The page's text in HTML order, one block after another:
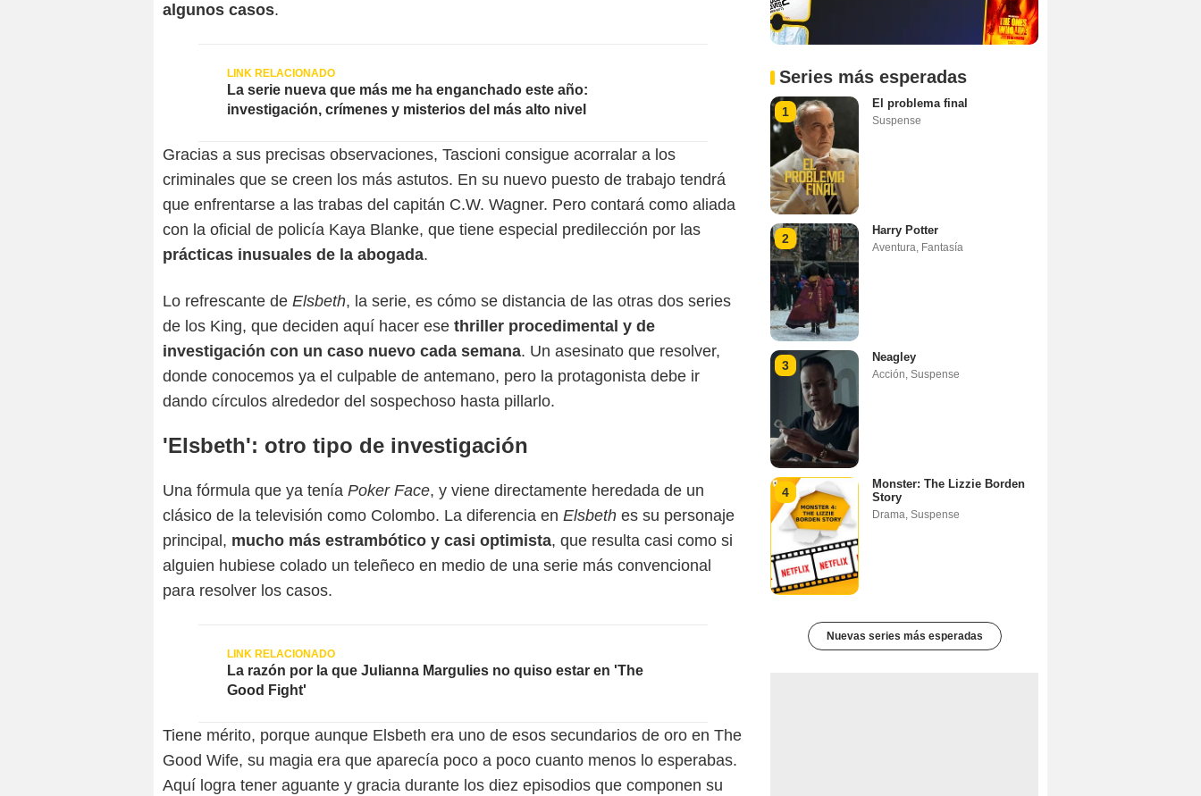
algunos casos.
La serie nueva que más me ha enganchado este año:
investigación, crímenes y misterios del más alto nivel
Gracias a sus precisas observaciones, Tascioni consigue acorralar a los
criminales que se creen los más astutos. En su nuevo puesto de trabajo tendrá
que enfrentarse a las trabas del capitán C.W. Wagner. Pero contará como aliada
con la oficial de policía Kaya Blanke, que tiene especial predilección por las
prácticas inusuales de la abogada.
Lo refrescante de Elsbeth, la serie, es cómo se distancia de las otras dos series
de los King, que deciden aquí hacer ese thriller procedimental y de
investigación con un caso nuevo cada semana. Un asesinato que resolver,
donde conocemos ya el culpable de antemano, pero la protagonista debe ir
dando círculos alrededor del sospechoso hasta pillarlo.
'Elsbeth': otro tipo de investigación
Una fórmula que ya tenía Poker Face, y viene directamente heredada de un
clásico de la televisión como Colombo. La diferencia en Elsbeth es su personaje
principal, mucho más estrambótico y casi optimista, que resulta casi como si
alguien hubiese colado un teleñeco en medio de una serie más convencional
para resolver los casos.
La razón por la que Julianna Margulies no quiso estar en 'The
Good Fight'
Tiene mérito, porque aunque Elsbeth era uno de esos secundarios de oro en The
Good Wife, su magia era que aparecía poco a poco cuanto menos lo esperabas.
Aquí logra tener aguante y gracia durante los diez episodios que componen su
Series más esperadas
1
El problema final
Suspense
2
Harry Potter
Aventura Fantasía
3
Neagley
Acción Suspense
4
Monster: The Lizzie Borden
Story
Drama Suspense
Nuevas series más esperadas